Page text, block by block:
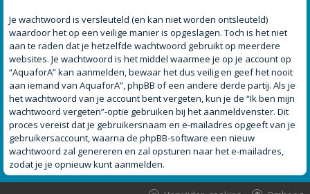
Je wachtwoord is versleuteld (en kan niet worden ontsleuteld)
waardoor het op een veilige manier is opgeslagen. Toch is het niet
aan te raden dat je hetzelfde wachtwoord gebruikt op meerdere
websites. Je wachtwoord is het middel waarmee je op je account op
“AquaforA” kan aanmelden, bewaar het dus veilig en geef het nooit
aan iemand van AquaforA”, phpBB of een andere derde partij. Als je
het wachtwoord van je account bent vergeten, kun je de “Ik ben mijn
wachtwoord vergeten”-optie gebruiken bij het aanmeldvenster. Dit
proces vereist dat je gebruikersnaam en e-mailadres opgeeft van je
gebruikersaccount, waarna de phpBB-software een nieuw
wachtwoord zal genereren en zal opsturen naar het e-mailadres,
zodat je je opnieuw kunt aanmelden.